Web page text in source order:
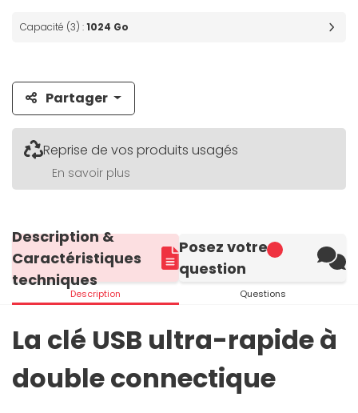
Capacité (3) :1024 Go
Partager
Reprise de vos produits usagés
En savoir plus
Description &
Caractéristiques
techniques
Description
Posez votre
question
Questions
La clé USB ultra-rapide à
double connectique